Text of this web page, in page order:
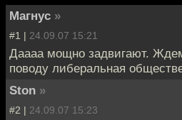
Магнус »
#1 | 24.09.07 15:21
Даааа мощно задвигают.
поводу либеральная
Ston »
#2 | 24.09.07 15:23